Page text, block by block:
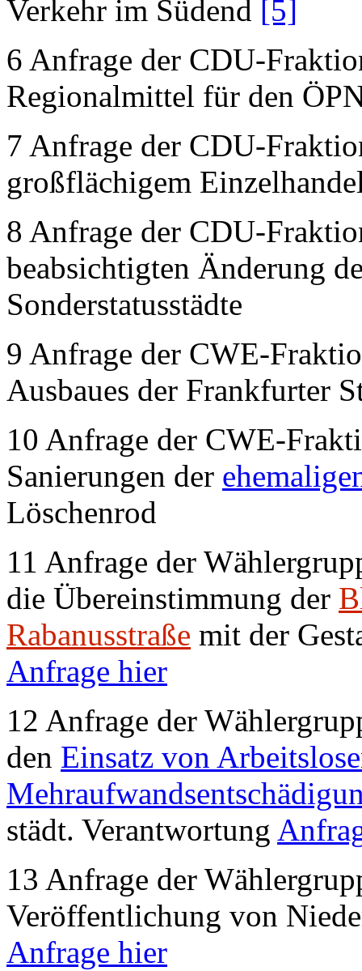
Verkehr im Südend [5]
6 Anfrage der CDU-
Regionalmittel für den
7 Anfrage der CDU-
großflächigem
8 Anfrage der CDU-
beabsichtigten Änderung
Sonderstatusstädte
9 Anfrage der CWE-
Ausbaues der Frankfurter
10 Anfrage der CWE-
Sanierungen der
Löschenrod
11 Anfrage der
die Übereinstimmung der
Rabanusstraße mit der
Anfrage hier
12 Anfrage der
den Einsatz von
städt. Verantwortung
13 Anfrage der
Veröffentlichung von
Anfrage hier